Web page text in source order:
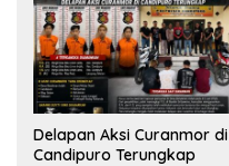
Delapan Aksi Curanmor di
Candipuro Terungkap